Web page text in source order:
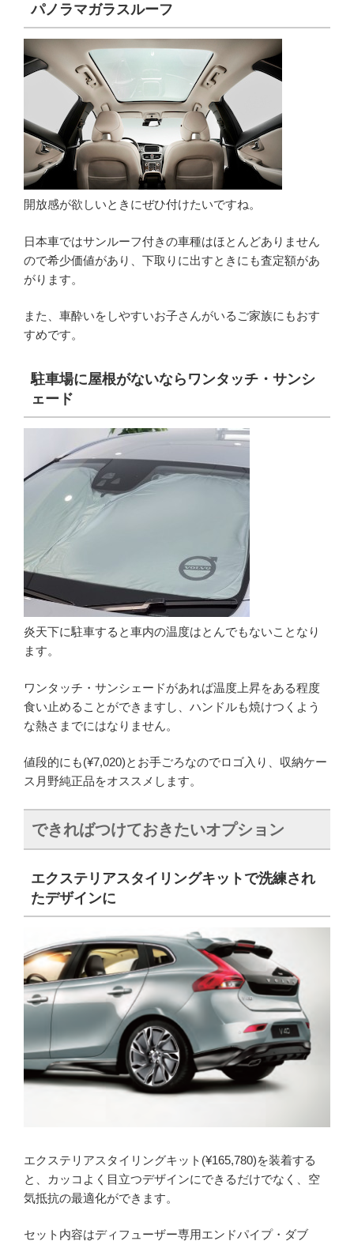
パノラマガラスルーフ
開放感が欲しいときにぜひ付けたいですね。
日本車ではサンルーフ付きの車種はほとんどありません
ので希少価値があり、下取りに出すときにも査定額があ
がります。
また、車酔いをしやすいお子さんがいるご家族にもおす
すめです。
駐車場に屋根がないならワンタッチ・サンシ
ェード
炎天下に駐車すると車内の温度はとんでもないことなり
ます。
ワンタッチ・サンシェードがあれば温度上昇をある程度
食い止めることができますし、ハンドルも焼けつくよう
な熱さまでにはなりません。
値段的にも(¥7,020)とお手ごろなのでロゴ入り、収納ケー
ス月野純正品をオススメします。
できればつけておきたいオプション
エクステリアスタイリングキットで洗練され
たデザインに
エクステリアスタイリングキット(¥165,780)を装着する
と、カッコよく目立つデザインにできるだけでなく、空
気抵抗の最適化ができます。
セット内容はディフューザー専用エンドパイプ・ダブ